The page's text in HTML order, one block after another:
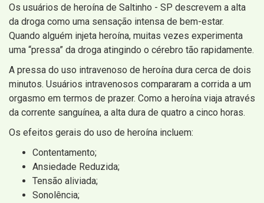
Os usuários de heroína de Saltinho - SP descrevem a alta
da droga como uma sensação intensa de bem-estar.
Quando alguém injeta heroína, muitas vezes experimenta
uma “pressa” da droga atingindo o cérebro tão rapidamente.
A pressa do uso intravenoso de heroína dura cerca de dois
minutos. Usuários intravenosos compararam a corrida a um
orgasmo em termos de prazer. Como a heroína viaja através
da corrente sanguínea, a alta dura de quatro a cinco horas.
Os efeitos gerais do uso de heroína incluem:
Contentamento;
Ansiedade Reduzida;
Tensão aliviada;
Sonolência;